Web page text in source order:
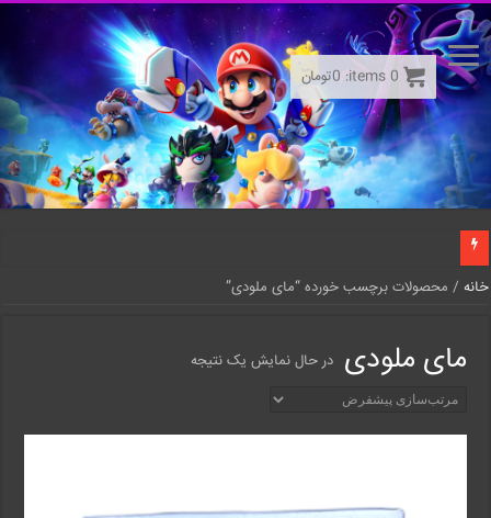
خانه / محصولات برچسب خورده “مای ملودی”
مای ملودی در حال نمایش یک نتیجه
0
items:
0تومان